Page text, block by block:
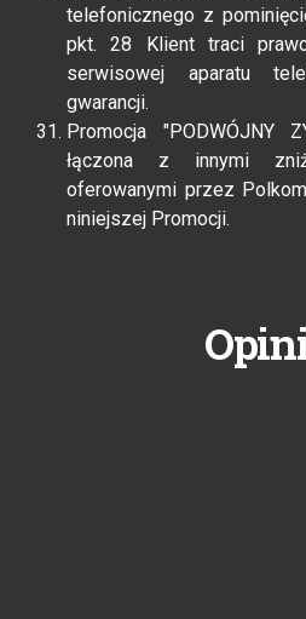
telefonicznego z
pkt. 28 Klient traci
serwisowej aparatu
gwarancji.
Promocja
łączona z innymi
oferowanymi przez
niniejszej Promocji.